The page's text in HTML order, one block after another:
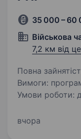
35 000 – 60
Військова
7,2 км від
Повна
Вимоги:
Умови роботи:
супровід,
вчора